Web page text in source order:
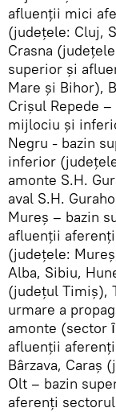
afluenţii mici
(judeţele: Cluj,
Crasna
superior şi
Mare şi Bihor),
Crişul Repede
mijlociu şi
Negru - bazin
inferior
amonte S.H.
aval S.H.
Mureş – bazin
afluenţii
(judeţele:
Alba, Sibiu,
(judeţul Timiş),
urmare a
amonte (sector
afluenţii
Bârzava, Caraş
Olt – bazin
aferenţi